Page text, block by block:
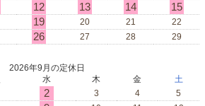
12 13 14
15
19 20 21
22
26 27 28 29
2026年9月の定休日
水 木 金
土
2 3 4
5